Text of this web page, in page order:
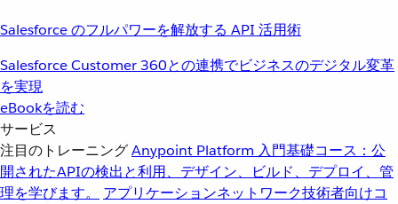
Salesforce のフルパワーを解放する API 活用術
Salesforce Customer 360との連携でビジネスのデジタル変革
を実現
eBookを読む
サービス
注目のトレーニングAnypoint Platform 入門基礎コース：公
開されたAPIの検出と利用、デザイン、ビルド、デプロイ、管
理を学びます。
アプリケーションネットワーク技術者向けコ